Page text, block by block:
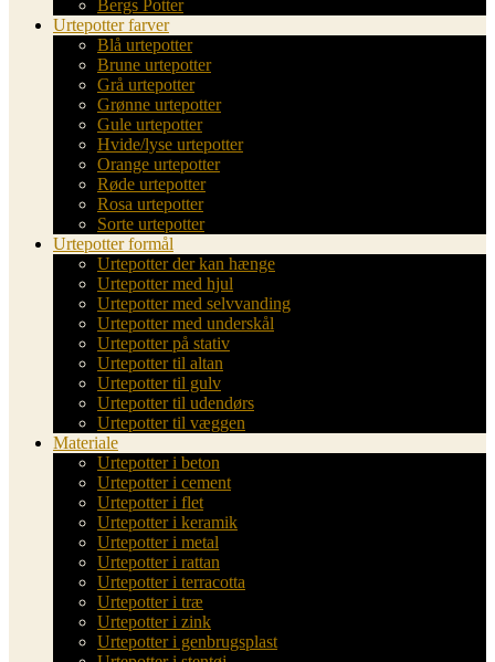
Bergs Potter
Urtepotter farver
Blå urtepotter
Brune urtepotter
Grå urtepotter
Grønne urtepotter
Gule urtepotter
Hvide/lyse urtepotter
Orange urtepotter
Røde urtepotter
Rosa urtepotter
Sorte urtepotter
Urtepotter formål
Urtepotter der kan hænge
Urtepotter med hjul
Urtepotter med selvvanding
Urtepotter med underskål
Urtepotter på stativ
Urtepotter til altan
Urtepotter til gulv
Urtepotter til udendørs
Urtepotter til væggen
Materiale
Urtepotter i beton
Urtepotter i cement
Urtepotter i flet
Urtepotter i keramik
Urtepotter i metal
Urtepotter i rattan
Urtepotter i terracotta
Urtepotter i træ
Urtepotter i zink
Urtepotter i genbrugsplast